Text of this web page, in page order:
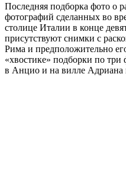
Последняя подборка фото о
фотографий сделанных во
столице Италии в конце
присутствуют снимки с
Рима и предположительно
«хвостике» подборки по
в Анцио и на вилле Адриана